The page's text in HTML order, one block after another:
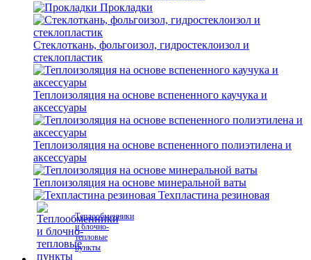
Прокладки
Стеклоткань, фольгоизол, гидростеклоизол и
стеклопластик
Теплоизоляция на основе вспененного каучука и
аксессуары
Теплоизоляция на основе вспененного полиэтилена и
аксессуары
Теплоизоляция на основе минеральной ваты
Техпластина резиновая
Теплообменники
и блочно-
тепловые
пункты